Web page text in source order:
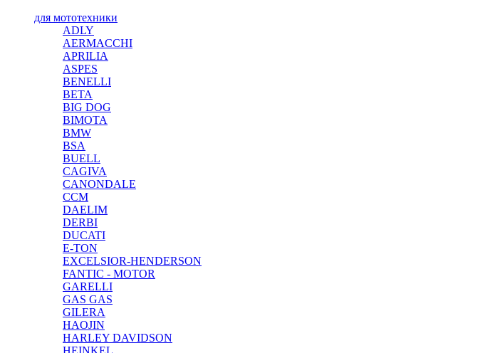
для мототехники
ADLY
AERMACCHI
APRILIA
ASPES
BENELLI
BETA
BIG DOG
BIMOTA
BMW
BSA
BUELL
CAGIVA
CANONDALE
CCM
DAELIM
DERBI
DUCATI
E-TON
EXCELSIOR-HENDERSON
FANTIC - MOTOR
GARELLI
GAS GAS
GILERA
HAOJIN
HARLEY DAVIDSON
HEINKEL